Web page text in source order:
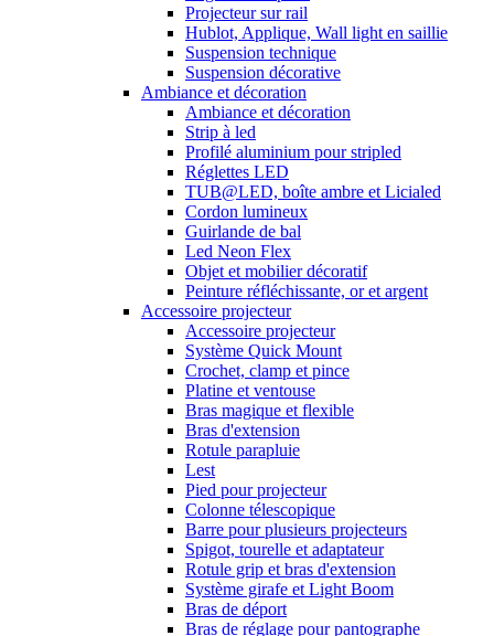
Projecteur sur rail
Hublot, Applique, Wall light en saillie
Suspension technique
Suspension décorative
Ambiance et décoration
Ambiance et décoration
Strip à led
Profilé aluminium pour stripled
Réglettes LED
TUB@LED, boîte ambre et Licialed
Cordon lumineux
Guirlande de bal
Led Neon Flex
Objet et mobilier décoratif
Peinture réfléchissante, or et argent
Accessoire projecteur
Accessoire projecteur
Système Quick Mount
Crochet, clamp et pince
Platine et ventouse
Bras magique et flexible
Bras d'extension
Rotule parapluie
Lest
Pied pour projecteur
Colonne télescopique
Barre pour plusieurs projecteurs
Spigot, tourelle et adaptateur
Rotule grip et bras d'extension
Système girafe et Light Boom
Bras de déport
Bras de réglage pour pantographe